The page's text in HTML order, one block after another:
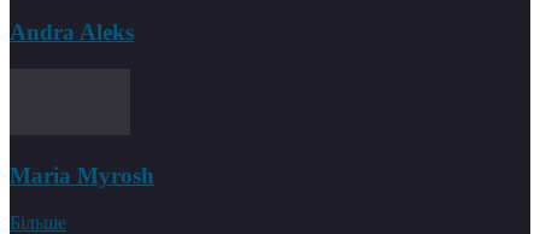
Andra Aleks
Maria Myrosh
Більше